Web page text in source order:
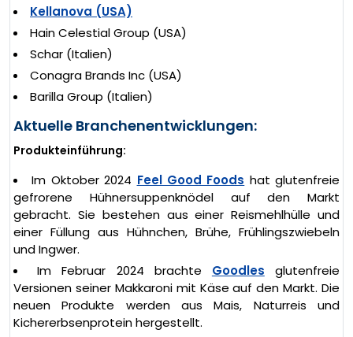
Kellanova (USA)
Hain Celestial Group (USA)
Schar (Italien)
Conagra Brands Inc (USA)
Barilla Group (Italien)
Aktuelle Branchenentwicklungen:
Produkteinführung:
Im Oktober 2024 Feel Good Foods hat glutenfreie
gefrorene Hühnersuppenknödel auf den Markt
gebracht. Sie bestehen aus einer Reismehlhülle und
einer Füllung aus Hühnchen, Brühe, Frühlingszwiebeln
und Ingwer.
Im Februar 2024 brachte Goodles glutenfreie
Versionen seiner Makkaroni mit Käse auf den Markt. Die
neuen Produkte werden aus Mais, Naturreis und
Kichererbsenprotein hergestellt.